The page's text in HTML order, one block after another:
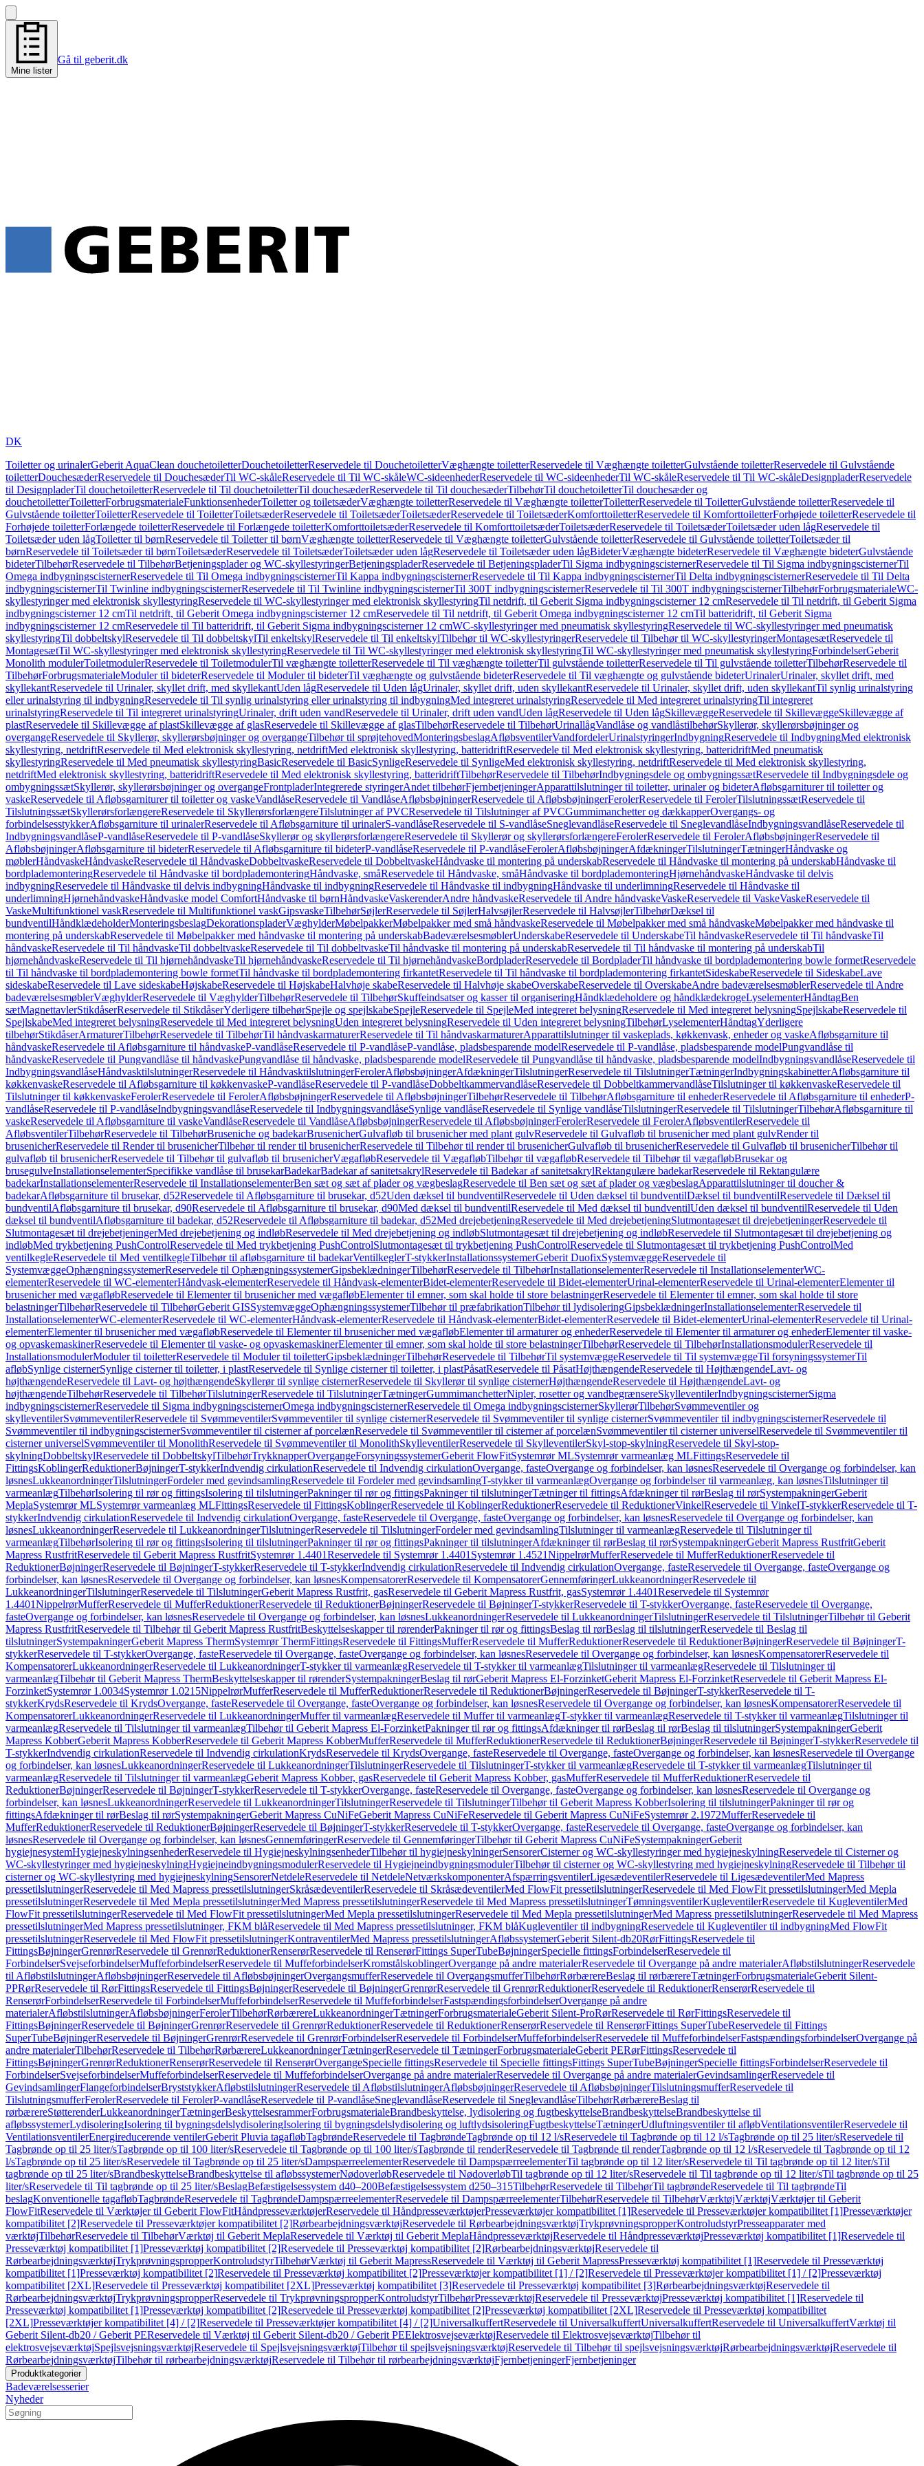
Mine lister
Gå til geberit.dk
DK
Toiletter og urinalerGeberit AquaClean douchetoiletterDouchetoiletterReservedele til DouchetoiletterVæghængte toiletterReservedele til Væghængte toiletterGulvstående toiletterReservedele til Gulvstående
toiletterDouchesæderReservedele til DouchesæderTil WC-skåleReservedele til Til WC-skåleWC-sideenhederReservedele til WC-sideenhederTil WC-skåleReservedele til Til WC-skåleDesignpladerReservedele
til DesignpladerTil douchetoiletterReservedele til Til douchetoiletterTil douchesæderReservedele til Til douchesæderTilbehørTil douchetoiletterTil douchesæder og
douchetoiletterToiletterForbrugsmaterialeFunktionsenhederToiletter og toiletsæderVæghængte toiletterReservedele til Væghængte toiletterToiletterReservedele til ToiletterGulvstående toiletterReservedele til
Gulvstående toiletterToiletterReservedele til ToiletterToiletsæderReservedele til ToiletsæderToiletsæderReservedele til ToiletsæderKomforttoiletterReservedele til KomforttoiletterForhøjede toiletterReservedele til
Forhøjede toiletterForlængede toiletterReservedele til Forlængede toiletterKomforttoiletsæderReservedele til KomforttoiletsæderToiletsæderReservedele til ToiletsæderToiletsæder uden lågReservedele til
Toiletsæder uden lågToiletter til børnReservedele til Toiletter til børnVæghængte toiletterReservedele til Væghængte toiletterGulvstående toiletterReservedele til Gulvstående toiletterToiletsæder til
børnReservedele til Toiletsæder til børnToiletsæderReservedele til ToiletsæderToiletsæder uden lågReservedele til Toiletsæder uden lågBideterVæghængte bideterReservedele til Væghængte bideterGulvstående
bideterTilbehørReservedele til TilbehørBetjeningsplader og WC-skyllestyringerBetjeningspladerReservedele til BetjeningspladerTil Sigma indbygningscisternerReservedele til Til Sigma indbygningscisternerTil
Omega indbygningscisternerReservedele til Til Omega indbygningscisternerTil Kappa indbygningscisternerReservedele til Til Kappa indbygningscisternerTil Delta indbygningscisternerReservedele til Til Delta
indbygningscisternerTil Twinline indbygningscisternerReservedele til Til Twinline indbygningscisternerTil 300T indbygningscisternerReservedele til Til 300T indbygningscisternerTilbehørForbrugsmaterialeWC-
skyllestyringer med elektronisk skyllestyringReservedele til WC-skyllestyringer med elektronisk skyllestyringTil netdrift, til Geberit Sigma indbygningscisterner 12 cmReservedele til Til netdrift, til Geberit Sigma
indbygningscisterner 12 cmTil netdrift, til Geberit Omega indbygningscisterner 12 cmReservedele til Til netdrift, til Geberit Omega indbygningscisterner 12 cmTil batteridrift, til Geberit Sigma
indbygningscisterner 12 cmReservedele til Til batteridrift, til Geberit Sigma indbygningscisterner 12 cmWC-skyllestyringer med pneumatisk skyllestyringReservedele til WC-skyllestyringer med pneumatisk
skyllestyringTil dobbeltskylReservedele til Til dobbeltskylTil enkeltskylReservedele til Til enkeltskylTilbehør til WC-skyllestyringerReservedele til Tilbehør til WC-skyllestyringerMontagesætReservedele til
MontagesætTil WC-skyllestyringer med elektronisk skyllestyringReservedele til Til WC-skyllestyringer med elektronisk skyllestyringTil WC-skyllestyringer med pneumatisk skyllestyringForbindelserGeberit
Monolith modulerToiletmodulerReservedele til ToiletmodulerTil væghængte toiletterReservedele til Til væghængte toiletterTil gulvstående toiletterReservedele til Til gulvstående toiletterTilbehørReservedele til
TilbehørForbrugsmaterialeModuler til bideterReservedele til Moduler til bideterTil væghængte og gulvstående bideterReservedele til Til væghængte og gulvstående bideterUrinalerUrinaler, skyllet drift, med
skyllekantReservedele til Urinaler, skyllet drift, med skyllekantUden lågReservedele til Uden lågUrinaler, skyllet drift, uden skyllekantReservedele til Urinaler, skyllet drift, uden skyllekantTil synlig urinalstyring
eller urinalstyring til indbygningReservedele til Til synlig urinalstyring eller urinalstyring til indbygningMed integreret urinalstyringReservedele til Med integreret urinalstyringTil integreret
urinalstyringReservedele til Til integreret urinalstyringUrinaler, drift uden vandReservedele til Urinaler, drift uden vandUden lågReservedele til Uden lågSkillevæggeReservedele til SkillevæggeSkillevægge af
plastReservedele til Skillevægge af plastSkillevægge af glasReservedele til Skillevægge af glasTilbehørReservedele til TilbehørUrinallågVandlåse og vandlåstilbehørSkyllerør, skyllerørsbøjninger og
overgangeReservedele til Skyllerør, skyllerørsbøjninger og overgangeTilbehør til sprøjtehovedMonteringsbeslagAfløbsventilerVandfordelerUrinalstyringerIndbygningReservedele til IndbygningMed elektronisk
skyllestyring, netdriftReservedele til Med elektronisk skyllestyring, netdriftMed elektronisk skyllestyring, batteridriftReservedele til Med elektronisk skyllestyring, batteridriftMed pneumatisk
skyllestyringReservedele til Med pneumatisk skyllestyringBasicReservedele til BasicSynligeReservedele til SynligeMed elektronisk skyllestyring, netdriftReservedele til Med elektronisk skyllestyring,
netdriftMed elektronisk skyllestyring, batteridriftReservedele til Med elektronisk skyllestyring, batteridriftTilbehørReservedele til TilbehørIndbygningsdele og ombygningssætReservedele til Indbygningsdele og
ombygningssætSkyllerør, skyllerørsbøjninger og overgangeFrontpladerIntegrerede styringerAndet tilbehørFjernbetjeningerApparattilslutninger til toiletter, urinaler og bideterAfløbsgarniturer til toiletter og
vaskeReservedele til Afløbsgarniturer til toiletter og vaskeVandlåseReservedele til VandlåseAfløbsbøjningerReservedele til AfløbsbøjningerFerolerReservedele til FerolerTilslutningssætReservedele til
TilslutningssætSkyllerørsforlængereReservedele til SkyllerørsforlængereTilslutninger af PVCReservedele til Tilslutninger af PVCGummimanchetter og dækkapperOvergangs- og
forbindelsesstykkerAfløbsgarniture til urinalerReservedele til Afløbsgarniture til urinalerS-vandlåseReservedele til S-vandlåseSneglevandlåseReservedele til SneglevandlåseIndbygningsvandlåseReservedele til
IndbygningsvandlåseP-vandlåseReservedele til P-vandlåseSkyllerør og skyllerørsforlængereReservedele til Skyllerør og skyllerørsforlængereFerolerReservedele til FerolerAfløbsbøjningerReservedele til
AfløbsbøjningerAfløbsgarniture til bideterReservedele til Afløbsgarniture til bideterP-vandlåseReservedele til P-vandlåseFerolerAfløbsbøjningerAfdækningerTilslutningerTætningerHåndvaske og
møblerHåndvaskeHåndvaskeReservedele til HåndvaskeDobbeltvaskeReservedele til DobbeltvaskeHåndvaske til montering på underskabReservedele til Håndvaske til montering på underskabHåndvaske til
bordplademonteringReservedele til Håndvaske til bordplademonteringHåndvaske, småReservedele til Håndvaske, småHåndvaske til bordplademonteringHjørnehåndvaskeHåndvaske til delvis
indbygningReservedele til Håndvaske til delvis indbygningHåndvaske til indbygningReservedele til Håndvaske til indbygningHåndvaske til underlimningReservedele til Håndvaske til
underlimningHjørnehåndvaskeHåndvaske model ComfortHåndvaske til børnHåndvaskeVaskerenderAndre håndvaskeReservedele til Andre håndvaskeVaskeReservedele til VaskeVaskeReservedele til
VaskeMultifunktionel vaskReservedele til Multifunktionel vaskGipsvaskeTilbehørSøjlerReservedele til SøjlerHalvsøjlerReservedele til HalvsøjlerTilbehørDæksel til
bundventilHåndklædeholderMonteringsbeslagDekorationspladerVæghylderMøbelpakkerMøbelpakker med små håndvaskeReservedele til Møbelpakker med små håndvaskeMøbelpakker med håndvaske til
montering på underskabReservedele til Møbelpakker med håndvaske til montering på underskabBadeværelsesmøblerUnderskabeReservedele til UnderskabeTil håndvaskeReservedele til Til håndvaskeTil
håndvaskeReservedele til Til håndvaskeTil dobbeltvaskeReservedele til Til dobbeltvaskeTil håndvaske til montering på underskabReservedele til Til håndvaske til montering på underskabTil
hjørnehåndvaskeReservedele til Til hjørnehåndvaskeTil hjørnehåndvaskeReservedele til Til hjørnehåndvaskeBordpladerReservedele til BordpladerTil håndvaske til bordplademontering bowle formetReservedele
til Til håndvaske til bordplademontering bowle formetTil håndvaske til bordplademontering firkantetReservedele til Til håndvaske til bordplademontering firkantetSideskabeReservedele til SideskabeLave
sideskabeReservedele til Lave sideskabeHøjskabeReservedele til HøjskabeHalvhøje skabeReservedele til Halvhøje skabeOverskabeReservedele til OverskabeAndre badeværelsesmøblerReservedele til Andre
badeværelsesmøblerVæghylderReservedele til VæghylderTilbehørReservedele til TilbehørSkuffeindsatser og kasser til organiseringHåndklædeholdere og håndklædekrogeLyselementerHåndtagBen
sætMagnettavlerStikdåserReservedele til StikdåserYderligere tilbehørSpejle og spejlskabeSpejleReservedele til SpejleMed integreret belysningReservedele til Med integreret belysningSpejlskabeReservedele til
SpejlskabeMed integreret belysningReservedele til Med integreret belysningUden integreret belysningReservedele til Uden integreret belysningTilbehørLyselementerHåndtagYderligere
tilbehørStikdåserArmaturerTilbehørReservedele til TilbehørTil håndvaskarmaturerReservedele til Til håndvaskarmaturerApparattilslutninger til vaskeplads, køkkenvask, enheder og vaskeAfløbsgarniture til
håndvaskeReservedele til Afløbsgarniture til håndvaskeP-vandlåseReservedele til P-vandlåseP-vandlåse, pladsbesparende modelReservedele til P-vandlåse, pladsbesparende modelPungvandlåse til
håndvaskeReservedele til Pungvandlåse til håndvaskePungvandlåse til håndvaske, pladsbesparende modelReservedele til Pungvandlåse til håndvaske, pladsbesparende modelIndbygningsvandlåseReservedele til
IndbygningsvandlåseHåndvasktilslutningerReservedele til HåndvasktilslutningerFerolerAfløbsbøjningerAfdækningerTilslutningerReservedele til TilslutningerTætningerIndbygningskabinetterAfløbsgarniture til
køkkenvaskeReservedele til Afløbsgarniture til køkkenvaskeP-vandlåseReservedele til P-vandlåseDobbeltkammervandlåseReservedele til DobbeltkammervandlåseTilslutninger til køkkenvaskeReservedele til
Tilslutninger til køkkenvaskeFerolerReservedele til FerolerAfløbsbøjningerReservedele til AfløbsbøjningerTilbehørReservedele til TilbehørAfløbsgarniture til enhederReservedele til Afløbsgarniture til enhederP-
vandlåseReservedele til P-vandlåseIndbygningsvandlåseReservedele til IndbygningsvandlåseSynlige vandlåseReservedele til Synlige vandlåseTilslutningerReservedele til TilslutningerTilbehørAfløbsgarniture til
vaskeReservedele til Afløbsgarniture til vaskeVandlåseReservedele til VandlåseAfløbsbøjningerReservedele til AfløbsbøjningerFerolerReservedele til FerolerAfløbsventilerReservedele til
AfløbsventilerTilbehørReservedele til TilbehørBruseniche og badekarBrusenicherGulvafløb til brusenicher med plant gulvReservedele til Gulvafløb til brusenicher med plant gulvRender til
brusenicherReservedele til Render til brusenicherTilbehør til render til brusenicherReservedele til Tilbehør til render til brusenicherGulvafløb til brusenicherReservedele til Gulvafløb til brusenicherTilbehør til
gulvafløb til brusenicherReservedele til Tilbehør til gulvafløb til brusenicherVægafløbReservedele til VægafløbTilbehør til vægafløbReservedele til Tilbehør til vægafløbBrusekar og
brusegulveInstallationselementerSpecifikke vandlåse til brusekarBadekarBadekar af sanitetsakrylReservedele til Badekar af sanitetsakrylRektangulære badekarReservedele til Rektangulære
badekarInstallationselementerReservedele til InstallationselementerBen sæt og sæt af plader og vægbeslagReservedele til Ben sæt og sæt af plader og vægbeslagApparattilslutninger til doucher &
badekarAfløbsgarniture til brusekar, d52Reservedele til Afløbsgarniture til brusekar, d52Uden dæksel til bundventilReservedele til Uden dæksel til bundventilDæksel til bundventilReservedele til Dæksel til
bundventilAfløbsgarniture til brusekar, d90Reservedele til Afløbsgarniture til brusekar, d90Med dæksel til bundventilReservedele til Med dæksel til bundventilUden dæksel til bundventilReservedele til Uden
dæksel til bundventilAfløbsgarniture til badekar, d52Reservedele til Afløbsgarniture til badekar, d52Med drejebetjeningReservedele til Med drejebetjeningSlutmontagesæt til drejebetjeningerReservedele til
Slutmontagesæt til drejebetjeningerMed drejebetjening og indløbReservedele til Med drejebetjening og indløbSlutmontagesæt til drejebetjening og indløbReservedele til Slutmontagesæt til drejebetjening og
indløbMed trykbetjening PushControlReservedele til Med trykbetjening PushControlSlutmontagesæt til trykbetjening PushControlReservedele til Slutmontagesæt til trykbetjening PushControlMed
ventilkegleReservedele til Med ventilkegleTilbehør til afløbsgarniture til badekarVentilkeglerT-stykkerInstallationssystemerGeberit DuofixSystemvæggeReservedele til
SystemvæggeOphængningssystemerReservedele til OphængningssystemerGipsbeklædningerTilbehørReservedele til TilbehørInstallationselementerReservedele til InstallationselementerWC-
elementerReservedele til WC-elementerHåndvask-elementerReservedele til Håndvask-elementerBidet-elementerReservedele til Bidet-elementerUrinal-elementerReservedele til Urinal-elementerElementer til
brusenicher med vægafløbReservedele til Elementer til brusenicher med vægafløbElementer til emner, som skal holde til store belastningerReservedele til Elementer til emner, som skal holde til store
belastningerTilbehørReservedele til TilbehørGeberit GISSystemvæggeOphængningssystemerTilbehør til præfabrikationTilbehør til lydisoleringGipsbeklædningerInstallationselementerReservedele til
InstallationselementerWC-elementerReservedele til WC-elementerHåndvask-elementerReservedele til Håndvask-elementerBidet-elementerReservedele til Bidet-elementerUrinal-elementerReservedele til Urinal-
elementerElementer til brusenicher med vægafløbReservedele til Elementer til brusenicher med vægafløbElementer til armaturer og enhederReservedele til Elementer til armaturer og enhederElementer til vaske-
og opvaskemaskinerReservedele til Elementer til vaske- og opvaskemaskinerElementer til emner, som skal holde til store belastningerTilbehørReservedele til TilbehørInstallationsmodulerReservedele til
InstallationsmodulerModuler til toiletterReservedele til Moduler til toiletterGipsbeklædningerTilbehørReservedele til TilbehørTil systemvæggeReservedele til Til systemvæggeTil forsyningssystemerTil
afløbSynlige cisternerSynlige cisterner til toiletter, i plastReservedele til Synlige cisterner til toiletter, i plastPåsatReservedele til PåsatHøjthængendeReservedele til HøjthængendeLavt- og
højthængendeReservedele til Lavt- og højthængendeSkyllerør til synlige cisternerReservedele til Skyllerør til synlige cisternerHøjthængendeReservedele til HøjthængendeLavt- og
højthængendeTilbehørReservedele til TilbehørTilslutningerReservedele til TilslutningerTætningerGummimanchetterNipler, rosetter og vandbegrænsereSkylleventilerIndbygningscisternerSigma
indbygningscisternerReservedele til Sigma indbygningscisternerOmega indbygningscisternerReservedele til Omega indbygningscisternerSkyllerørTilbehørSvømmeventiler og
skylleventilerSvømmeventilerReservedele til SvømmeventilerSvømmeventiler til synlige cisternerReservedele til Svømmeventiler til synlige cisternerSvømmeventiler til indbygningscisternerReservedele til
Svømmeventiler til indbygningscisternerSvømmeventiler til cisterner af porcelænReservedele til Svømmeventiler til cisterner af porcelænSvømmeventiler til cisterner universelReservedele til Svømmeventiler til
cisterner universelSvømmeventiler til MonolithReservedele til Svømmeventiler til MonolithSkylleventilerReservedele til SkylleventilerSkyl-stop-skylningReservedele til Skyl-stop-
skylningDobbeltskylReservedele til DobbeltskylTilbehørTrykknapperOvergangeForsyningssystemerGeberit FlowFitSystemrør MLSystemrør varmeanlæg MLFittingsReservedele til
FittingsKoblingerReduktionerBøjningerT-stykkerIndvendig cirkulationReservedele til Indvendig cirkulationOvergange, fasteOvergange og forbindelser, kan løsnesReservedele til Overgange og forbindelser, kan
løsnesLukkeanordningerTilslutningerFordeler med gevindsamlingReservedele til Fordeler med gevindsamlingT-stykker til varmeanlægOvergange og forbindelser til varmeanlæg, kan løsnesTilslutninger til
varmeanlægTilbehørIsolering til rør og fittingsIsolering til tilslutningerPakninger til rør og fittingsPakninger til tilslutningerTætninger til fittingsAfdækninger til rørBeslag til rørSystempakningerGeberit
MeplaSystemrør MLSystemrør varmeanlæg MLFittingsReservedele til FittingsKoblingerReservedele til KoblingerReduktionerReservedele til ReduktionerVinkelReservedele til VinkelT-stykkerReservedele til T-
stykkerIndvendig cirkulationReservedele til Indvendig cirkulationOvergange, fasteReservedele til Overgange, fasteOvergange og forbindelser, kan løsnesReservedele til Overgange og forbindelser, kan
løsnesLukkeanordningerReservedele til LukkeanordningerTilslutningerReservedele til TilslutningerFordeler med gevindsamlingTilslutninger til varmeanlægReservedele til Tilslutninger til
varmeanlægTilbehørIsolering til rør og fittingsIsolering til tilslutningerPakninger til rør og fittingsPakninger til tilslutningerAfdækninger til rørBeslag til rørSystempakningerGeberit Mapress RustfritGeberit
Mapress RustfritReservedele til Geberit Mapress RustfritSystemrør 1.4401Reservedele til Systemrør 1.4401 Systemrør 1.4521NippelrørMufferReservedele til MufferReduktionerReservedele til
ReduktionerBøjningerReservedele til BøjningerT-stykkerReservedele til T-stykkerIndvendig cirkulationReservedele til Indvendig cirkulationOvergange, fasteReservedele til Overgange, fasteOvergange og
forbindelser, kan løsnesReservedele til Overgange og forbindelser, kan løsnesKompensatorerReservedele til KompensatorerGennemføringerLukkeanordningerReservedele til
LukkeanordningerTilslutningerReservedele til TilslutningerGeberit Mapress Rustfrit, gasReservedele til Geberit Mapress Rustfrit, gasSystemrør 1.4401Reservedele til Systemrør
1.4401NippelrørMufferReservedele til MufferReduktionerReservedele til ReduktionerBøjningerReservedele til BøjningerT-stykkerReservedele til T-stykkerOvergange, fasteReservedele til Overgange,
fasteOvergange og forbindelser, kan løsnesReservedele til Overgange og forbindelser, kan løsnesLukkeanordningerReservedele til LukkeanordningerTilslutningerReservedele til TilslutningerTilbehør til Geberit
Mapress RustfritReservedele til Tilbehør til Geberit Mapress RustfritBeskyttelseskapper til rørenderPakninger til rør og fittingsBeslag til rørBeslag til tilslutningerReservedele til Beslag til
tilslutningerSystempakningerGeberit Mapress ThermSystemrør ThermFittingsReservedele til FittingsMufferReservedele til MufferReduktionerReservedele til ReduktionerBøjningerReservedele til BøjningerT-
stykkerReservedele til T-stykkerOvergange, fasteReservedele til Overgange, fasteOvergange og forbindelser, kan løsnesReservedele til Overgange og forbindelser, kan løsnesKompensatorerReservedele til
KompensatorerLukkeanordningerReservedele til LukkeanordningerT-stykker til varmeanlægReservedele til T-stykker til varmeanlægTilslutninger til varmeanlægReservedele til Tilslutninger til
varmeanlægTilbehør til Geberit Mapress ThermBeskyttelseskapper til rørenderSystempakningerBeslag til rørGeberit Mapress El-ForzinketGeberit Mapress El-ForzinketReservedele til Geberit Mapress El-
ForzinketSystemrør 1.0034Systemrør 1.0215NippelrørMufferReservedele til MufferReduktionerReservedele til ReduktionerBøjningerReservedele til BøjningerT-stykkerReservedele til T-
stykkerKrydsReservedele til KrydsOvergange, fasteReservedele til Overgange, fasteOvergange og forbindelser, kan løsnesReservedele til Overgange og forbindelser, kan løsnesKompensatorerReservedele til
KompensatorerLukkeanordningerReservedele til LukkeanordningerMuffer til varmeanlægReservedele til Muffer til varmeanlægT-stykker til varmeanlægReservedele til T-stykker til varmeanlægTilslutninger til
varmeanlægReservedele til Tilslutninger til varmeanlægTilbehør til Geberit Mapress El-ForzinketPakninger til rør og fittingsAfdækninger til rørBeslag til rørBeslag til tilslutningerSystempakningerGeberit
Mapress KobberGeberit Mapress KobberReservedele til Geberit Mapress KobberMufferReservedele til MufferReduktionerReservedele til ReduktionerBøjningerReservedele til BøjningerT-stykkerReservedele til
T-stykkerIndvendig cirkulationReservedele til Indvendig cirkulationKrydsReservedele til KrydsOvergange, fasteReservedele til Overgange, fasteOvergange og forbindelser, kan løsnesReservedele til Overgange
og forbindelser, kan løsnesLukkeanordningerReservedele til LukkeanordningerTilslutningerReservedele til TilslutningerT-stykker til varmeanlægReservedele til T-stykker til varmeanlægTilslutninger til
varmeanlægReservedele til Tilslutninger til varmeanlægGeberit Mapress Kobber, gasReservedele til Geberit Mapress Kobber, gasMufferReservedele til MufferReduktionerReservedele til
ReduktionerBøjningerReservedele til BøjningerT-stykkerReservedele til T-stykkerOvergange, fasteReservedele til Overgange, fasteOvergange og forbindelser, kan løsnesReservedele til Overgange og
forbindelser, kan løsnesLukkeanordningerReservedele til LukkeanordningerTilslutningerReservedele til TilslutningerTilbehør til Geberit Mapress KobberIsolering til tilslutningerPakninger til rør og
fittingsAfdækninger til rørBeslag til rørSystempakningerGeberit Mapress CuNiFeGeberit Mapress CuNiFeReservedele til Geberit Mapress CuNiFeSystemrør 2.1972MufferReservedele til
MufferReduktionerReservedele til ReduktionerBøjningerReservedele til BøjningerT-stykkerReservedele til T-stykkerOvergange, fasteReservedele til Overgange, fasteOvergange og forbindelser, kan
løsnesReservedele til Overgange og forbindelser, kan løsnesGennemføringerReservedele til GennemføringerTilbehør til Geberit Mapress CuNiFeSystempakningerGeberit
hygiejnesystemHygiejneskylningsenhederReservedele til HygiejneskylningsenhederTilbehør til hygiejneskylningerSensorerCisterner og WC-skyllestyringer med hygiejneskylningReservedele til Cisterner og
WC-skyllestyringer med hygiejneskylningHygiejneindbygningsmodulerReservedele til HygiejneindbygningsmodulerTilbehør til cisterner og WC-skyllestyring med hygiejneskylningReservedele til Tilbehør til
cisterner og WC-skyllestyring med hygiejneskylningSensorerNetdeleReservedele til NetdeleNetværkskomponenterAfspærringsventilerLigesædeventilerReservedele til LigesædeventilerMed Mapress
pressetilslutningerReservedele til Med Mapress pressetilslutningerSkråsædeventilerReservedele til SkråsædeventilerMed FlowFit pressetilslutningerReservedele til Med FlowFit pressetilslutningerMed Mepla
pressetilslutningerReservedele til Med Mepla pressetilslutningerMed Mapress pressetilslutningerReservedele til Med Mapress pressetilslutningerTømningsventilerKugleventilerReservedele til KugleventilerMed
FlowFit pressetilslutningerReservedele til Med FlowFit pressetilslutningerMed Mepla pressetilslutningerReservedele til Med Mepla pressetilslutningerMed Mapress pressetilslutningerReservedele til Med Mapress
pressetilslutningerMed Mapress pressetilslutninger, FKM blåReservedele til Med Mapress pressetilslutninger, FKM blåKugleventiler til indbygningReservedele til Kugleventiler til indbygningMed FlowFit
pressetilslutningerReservedele til Med FlowFit pressetilslutningerKontraventilerMed Mapress pressetilslutningerAfløbssystemerGeberit Silent-db20RørFittingsReservedele til
FittingsBøjningerGrenrørReservedele til GrenrørReduktionerRenserørReservedele til RenserørFittings SuperTubeBøjningerSpecielle fittingsForbindelserReservedele til
ForbindelserSvejseforbindelserMuffeforbindelserReservedele til MuffeforbindelserKromstålskoblingerOvergange på andre materialerReservedele til Overgange på andre materialerAfløbstilslutningerReservedele
til AfløbstilslutningerAfløbsbøjningerReservedele til AfløbsbøjningerOvergangsmufferReservedele til OvergangsmufferTilbehørRørbærereBeslag til rørbærereTætningerForbrugsmaterialeGeberit Silent-
PPRørReservedele til RørFittingsReservedele til FittingsBøjningerReservedele til BøjningerGrenrørReservedele til GrenrørReduktionerReservedele til ReduktionerRenserørReservedele til
RenserørForbindelserReservedele til ForbindelserMuffeforbindelserReservedele til MuffeforbindelserFastspændingsforbindelserOvergange på andre
materialerAfløbstilslutningerAfløbsbøjningerFerolerTilbehørRørbærereLukkeanordningerTætningerForbrugsmaterialeGeberit Silent-ProRørReservedele til RørFittingsReservedele til
FittingsBøjningerReservedele til BøjningerGrenrørReservedele til GrenrørReduktionerReservedele til ReduktionerRenserørReservedele til RenserørFittings SuperTubeReservedele til Fittings
SuperTubeBøjningerReservedele til BøjningerGrenrørReservedele til GrenrørForbindelserReservedele til ForbindelserMuffeforbindelserReservedele til MuffeforbindelserFastspændingsforbindelserOvergange på
andre materialerTilbehørReservedele til TilbehørRørbærereLukkeanordningerTætningerReservedele til TætningerForbrugsmaterialeGeberit PERørFittingsReservedele til
FittingsBøjningerGrenrørReduktionerRenserørReservedele til RenserørOvergangeSpecielle fittingsReservedele til Specielle fittingsFittings SuperTubeBøjningerSpecielle fittingsForbindelserReservedele til
ForbindelserSvejseforbindelserMuffeforbindelserReservedele til MuffeforbindelserOvergange på andre materialerReservedele til Overgange på andre materialerGevindsamlingerReservedele til
GevindsamlingerFlangeforbindelserBryststykkerAfløbstilslutningerReservedele til AfløbstilslutningerAfløbsbøjningerReservedele til AfløbsbøjningerTilslutningsmufferReservedele til
TilslutningsmufferFerolerReservedele til FerolerP-vandlåseReservedele til P-vandlåseSneglevandlåseReservedele til SneglevandlåseTilbehørRørbærereBeslag til
rørbærereStøtterenderLukkeanordningerTætningerBeskyttelsesrammerForbrugsmaterialeBrandbeskyttelse, lydisolering og fugtbeskyttelseBrandbeskyttelseBrandbeskyttelse til
afløbssystemerLydisoleringIsolering til bygningsdelslydisoleringIsolering til bygningsdelslydisolering og luftlydsisoleringFugtbeskyttelseTætningerUdluftningsventiler til afløbVentilationsventilerReservedele til
VentilationsventilerEnergireducerende ventilerGeberit Pluvia tagafløbTagbrøndeReservedele til TagbrøndeTagbrønde op til 12 l/sReservedele til Tagbrønde op til 12 l/sTagbrønde op til 25 liter/sReservedele til
Tagbrønde op til 25 liter/sTagbrønde op til 100 liter/sReservedele til Tagbrønde op til 100 liter/sTagbrønde til renderReservedele til Tagbrønde til renderTagbrønde op til 12 l/sReservedele til Tagbrønde op til 12
l/sTagbrønde op til 25 liter/sReservedele til Tagbrønde op til 25 liter/sDampspærreelementerReservedele til DampspærreelementerTil tagbrønde op til 12 liter/sReservedele til Til tagbrønde op til 12 liter/sTil
tagbrønde op til 25 liter/sBrandbeskyttelseBrandbeskyttelse til afløbssystemerNødoverløbReservedele til NødoverløbTil tagbrønde op til 12 liter/sReservedele til Til tagbrønde op til 12 liter/sTil tagbrønde op til 25
liter/sReservedele til Til tagbrønde op til 25 liter/sBeslagBefæstigelsessystem d40–200Befæstigelsessystem d250–315TilbehørReservedele til TilbehørTil tagbrøndeReservedele til Til tagbrøndeTil
beslagKonventionelle tagafløbTagbrøndeReservedele til TagbrøndeDampspærreelementerReservedele til DampspærreelementerTilbehørReservedele til TilbehørVærktøjVærktøjVærktøjer til Geberit
FlowFitReservedele til Værktøjer til Geberit FlowFitHåndpresseværktøjerReservedele til HåndpresseværktøjerPresseværktøjer kompatibilitet [1]Reservedele til Presseværktøjer kompatibilitet [1]Presseværktøjer
kompatibilitet [2]Reservedele til Presseværktøjer kompatibilitet [2]RørbearbejdningsværktøjReservedele til RørbearbejdningsværktøjTrykprøvningspropperKontroludstyrPresseapparater med
værktøjTilbehørReservedele til TilbehørVærktøj til Geberit MeplaReservedele til Værktøj til Geberit MeplaHåndpresseværktøjReservedele til HåndpresseværktøjPresseværktøj kompatibilitet [1]Reservedele til
Presseværktøj kompatibilitet [1]Presseværktøj kompatibilitet [2]Reservedele til Presseværktøj kompatibilitet [2]RørbearbejdningsværktøjReservedele til
RørbearbejdningsværktøjTrykprøvningspropperKontroludstyrTilbehørVærktøj til Geberit MapressReservedele til Værktøj til Geberit MapressPresseværktøj kompatibilitet [1]Reservedele til Presseværktøj
kompatibilitet [1]Presseværktøj kompatibilitet [2]Reservedele til Presseværktøj kompatibilitet [2]Presseværktøjer kompatibilitet [1] / [2]Reservedele til Presseværktøjer kompatibilitet [1] / [2]Presseværktøj
kompatibilitet [2XL]Reservedele til Presseværktøj kompatibilitet [2XL]Presseværktøj kompatibilitet [3]Reservedele til Presseværktøj kompatibilitet [3]RørbearbejdningsværktøjReservedele til
RørbearbejdningsværktøjTrykprøvningspropperReservedele til TrykprøvningspropperKontroludstyrTilbehørPresseværktøjReservedele til PresseværktøjPresseværktøj kompatibilitet [1]Reservedele til
Presseværktøj kompatibilitet [1]Presseværktøj kompatibilitet [2]Reservedele til Presseværktøj kompatibilitet [2]Presseværktøj kompatibilitet [2XL]Reservedele til Presseværktøj kompatibilitet
[2XL]Presseværktøjer kompatibilitet [4] / [2]Reservedele til Presseværktøjer kompatibilitet [4] / [2]UniversalkuffertReservedele til UniversalkuffertUniversalkuffertReservedele til UniversalkuffertVærktøj til
Geberit Silent-db20 / Geberit PEReservedele til Værktøj til Geberit Silent-db20 / Geberit PEElektrosvejseværktøjReservedele til ElektrosvejseværktøjTilbehør til
elektrosvejseværktøjSpejlsvejsningsværktøjReservedele til SpejlsvejsningsværktøjTilbehør til spejlsvejsningsværktøjReservedele til Tilbehør til spejlsvejsningsværktøjRørbearbejdningsværktøjReservedele til
RørbearbejdningsværktøjTilbehør til rørbearbejdningsværktøjReservedele til Tilbehør til rørbearbejdningsværktøjFjernbetjeningerFjernbetjeninger
Produktkategorier
Badeværelsesserier
Nyheder